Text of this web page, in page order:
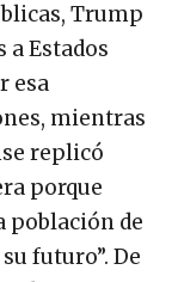
Trump
a Estados
esa
mientras
replicó
porque
población de
futuro”. De